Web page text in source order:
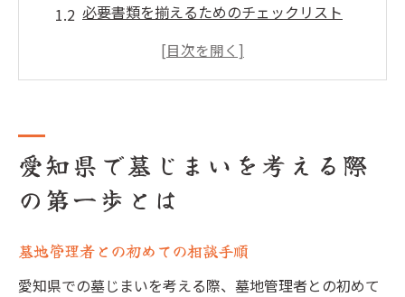
必要書類を揃えるためのチェックリスト
愛知県の墓じまい規制を理解する
地域特有の墓じまい手続きをスムーズに進める
方法
愛知県特有の行政許可の取り方
手続きの流れを効率化するヒント
愛知県で墓じまいを考える際
の第一歩とは
墓地管理者との初めての相談手順
愛知県での墓じまいを考える際、墓地管理者との初めて